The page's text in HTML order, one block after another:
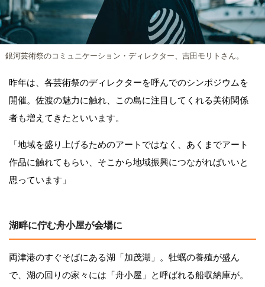
銀河芸術祭のコミュニケーション・ディレクター、吉田モリトさん。
昨年は、各芸術祭のディレクターを呼んでのシンポジウムを
開催。佐渡の魅力に触れ、この島に注目してくれる美術関係
者も増えてきたといいます。
「地域を盛り上げるためのアートではなく、あくまでアート
作品に触れてもらい、そこから地域振興につながればいいと
思っています」
湖畔に佇む舟小屋が会場に
両津港のすぐそばにある湖「加茂湖」。牡蠣の養殖が盛ん
で、湖の回りの家々には「舟小屋」と呼ばれる船収納庫が。